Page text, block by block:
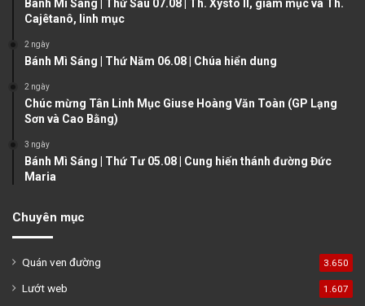
e
Bánh Mì Sáng | Thứ Sáu 07.08 | Th. Xystô II, giám mục và Th.
Cajêtanô, linh mục
2 ngày
Bánh Mì Sáng | Thứ Năm 06.08 | Chúa hiển dung
2 ngày
Chúc mừng Tân Linh Mục Giuse Hoàng Văn Toàn (GP Lạng
Sơn và Cao Bằng)
3 ngày
Bánh Mì Sáng | Thứ Tư 05.08 | Cung hiến thánh đường Đức
Maria
Chuyên mục
Quán ven đường 3.650
Lướt web 1.607